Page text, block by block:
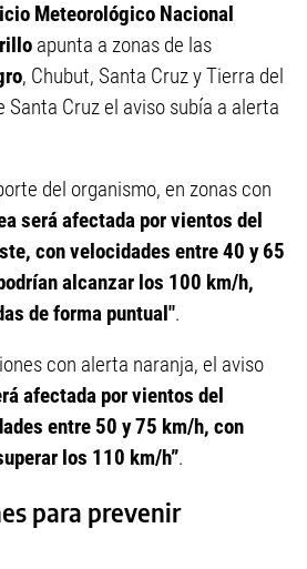
Meteorológico Nacional
apunta a zonas de las
, Chubut, Santa Cruz y Tierra del
Santa Cruz el aviso subía a alerta
del organismo, en zonas con
será afectada por vientos del
con velocidades entre 40 y 65
alcanzar los 100 km/h,
de forma puntual".
con alerta naranja, el aviso
afectada por vientos del
entre 50 y 75 km/h, con
los 110 km/h”.
para prevenir